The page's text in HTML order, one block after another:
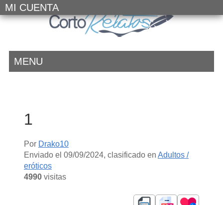
MI CUENTA
MENU
1
Por Drako10
Enviado el 09/09/2024, clasificado en Adultos /
eróticos
4990visitas